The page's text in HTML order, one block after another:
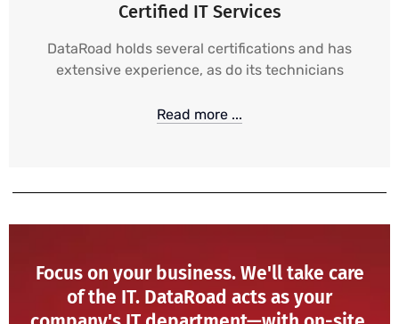
Certified IT Services
DataRoad holds several certifications and has
extensive experience, as do its technicians
Read more ...
Focus on your business. We'll take care
of the IT. DataRoad acts as your